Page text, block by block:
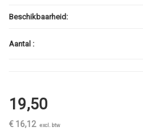
Beschikbaarheid:
Aantal :
19,50
€ 16,12 excl. btw